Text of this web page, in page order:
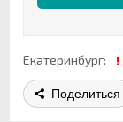
Екатеринбург:
Поделиться